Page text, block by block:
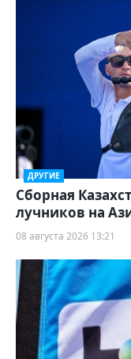
ДРУГИЕ
Сборная
лучников на
08 августа 2026 13:21